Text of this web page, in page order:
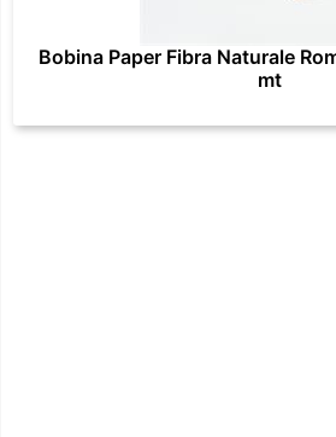
Bobina Paper Fibra Naturale
mt